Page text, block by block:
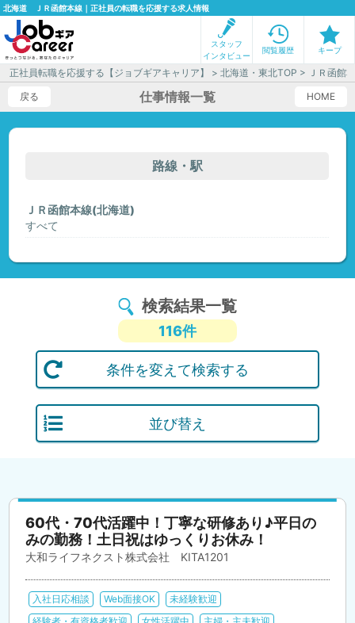
北海道 ＪＲ函館本線｜正社員の転職を応援する求人情報
スタッフ
インタビュー
閲覧履歴 キープ
正社員転職を応援する【ジョブギアキャリア】 >北海道・東北TOP > ＪＲ函館
戻る
HOME
仕事情報一覧
路線・駅
ＪＲ函館本線(北海道)
すべて
検索結果一覧
116件
条件を変えて検索する
並び替え
60代・70代活躍中！丁寧な研修あり♪平日の
みの勤務！土日祝はゆっくりお休み！
大和ライフネクスト株式会社 KITA1201
入社日応相談 Web面接OK
未経験歓迎